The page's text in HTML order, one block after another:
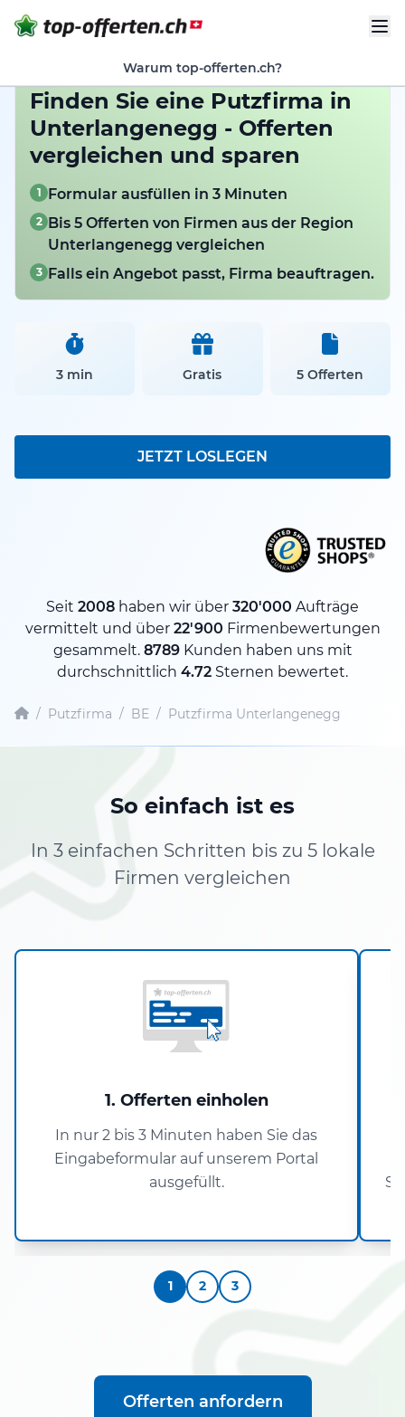
Warum top-offerten.ch?
Finden Sie eine Putzfirma in
Unterlangenegg - Offerten
vergleichen und sparen
1 Formular ausfüllen in 3 Minuten
2 Bis 5 Offerten von Firmen aus der Region
Unterlangenegg vergleichen
3 Falls ein Angebot passt, Firma beauftragen.
3 min Gratis 5 Offerten
JETZT LOSLEGEN
Seit 2008 haben wir über 320'000 Aufträge
vermittelt und über 22'900 Firmenbewertungen
gesammelt. 8789Kunden haben uns mit
durchschnittlich 4.72 Sternen bewertet.
/ Putzfirma / BE / Putzfirma Unterlangenegg
So einfach ist es
In 3 einfachen Schritten bis zu 5 lokale
Firmen vergleichen
1. Offerten einholen
In nur 2 bis 3 Minuten haben Sie das
Eingabeformular auf unserem Portal
ausgefüllt.
1 2 3
Offerten anfordern